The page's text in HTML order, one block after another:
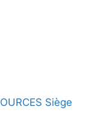
Siège